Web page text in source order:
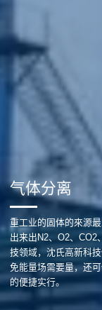
气体分离
重工业的固体的來源
出来出N2、O2、
技领域，沈氏高新科
免能量场需要量，还
的便捷实行。